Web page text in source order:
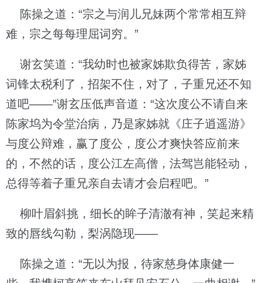
陈操之道：“宗之与润儿兄妹两个常常相互辩
难，宗之每每理屈词穷。”
谢玄笑道：“我幼时也被家姊欺负得苦，家姊
词锋太税利了，招架不住，对了，子重兄还不知
道吧——”谢玄压低声音道：“这次度公不请自来
陈家坞为令堂治病，乃是家姊就《庄子逍遥游》
与度公辩难，赢了度公，度公才爽快答应前来
的，不然的话，度公江左高僧，法驾岂能轻动，
总得等着子重兄亲自去请才会启程吧。”
柳叶眉斜挑，细长的眸子清澈有神，笑起来精
致的唇线勾勒，梨涡隐现——
陈操之道：“无以为报，待家慈身体康健一